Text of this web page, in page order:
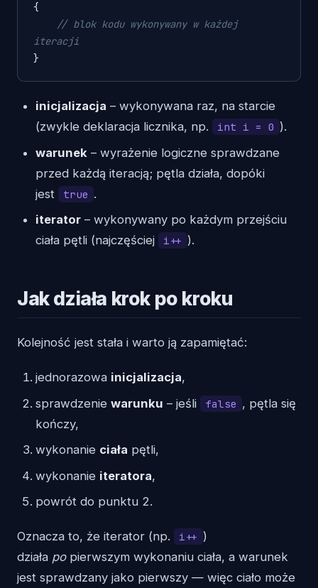
{
// blok kodu wykonywany w każdej
iteracji
}
inicjalizacja – wykonywana raz, na starcie
(zwykle deklaracja licznika, np.
int i = 0 ).
warunek – wyrażenie logiczne sprawdzane
przed każdą iteracją; pętla działa, dopóki
jest
true .
iterator – wykonywany po każdym przejściu
ciała pętli (najczęściej
i++ ).
Jak działa krok po kroku
Kolejność jest stała i warto ją zapamiętać:
jednorazowa inicjalizacja,
sprawdzenie warunku – jeśli false , pętla się
kończy,
wykonanie ciała pętli,
wykonanie iteratora,
powrót do punktu 2.
Oznacza to, że iterator (np. i++ )
działa popierwszym wykonaniu ciała, a warunek
jest sprawdzany jako pierwszy — więc ciało może